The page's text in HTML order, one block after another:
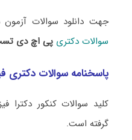
جهت دانلود سوالات
سوالات دکتری پی اچ دی
پاسخنامه سوالات دکتری
کلید سوالات کنکور دکترا
گرفته است.